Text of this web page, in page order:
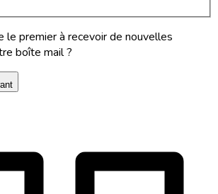
le premier à recevoir de nouvelles
boîte mail ?